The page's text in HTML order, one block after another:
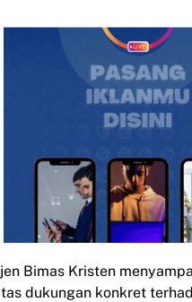
Bimas Kristen
dukungan konkret